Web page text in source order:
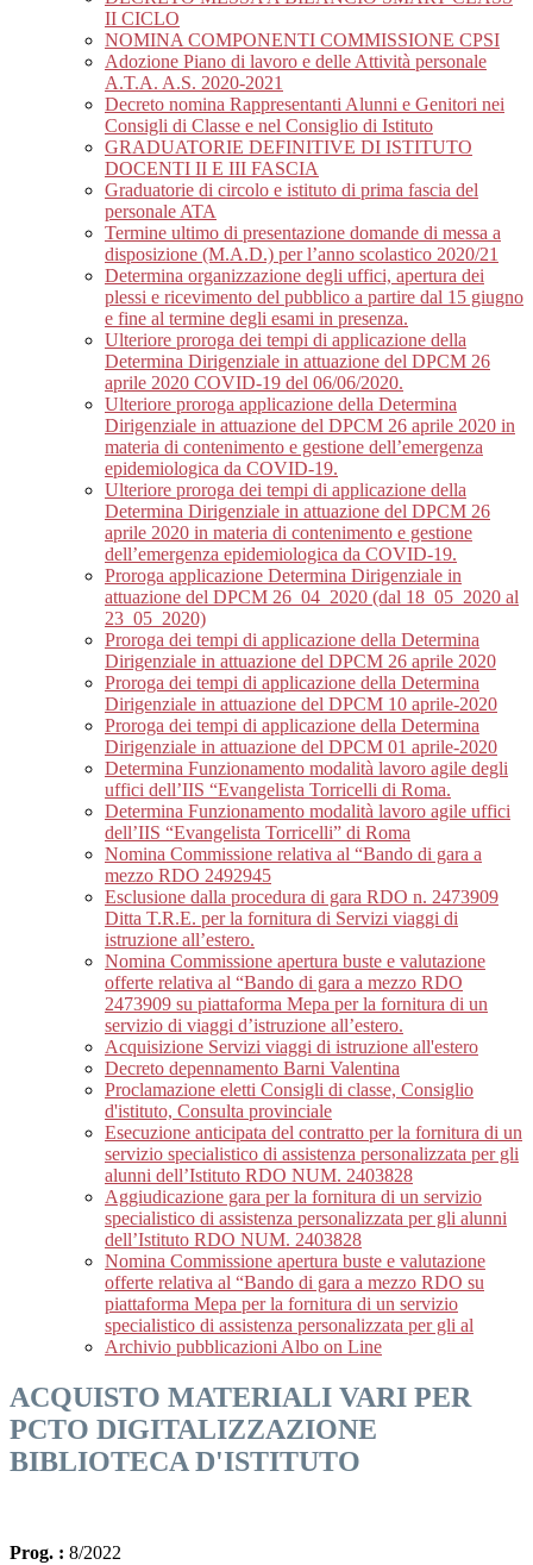
II CICLO
NOMINA COMPONENTI COMMISSIONE CPSI
Adozione Piano di lavoro e delle Attività personale
A.T.A. A.S. 2020-2021
Decreto nomina Rappresentanti Alunni e Genitori nei
Consigli di Classe e nel Consiglio di Istituto
GRADUATORIE DEFINITIVE DI ISTITUTO
DOCENTI II E III FASCIA
Graduatorie di circolo e istituto di prima fascia del
personale ATA
Termine ultimo di presentazione domande di messa a
disposizione (M.A.D.) per l’anno scolastico 2020/21
Determina organizzazione degli uffici, apertura dei
plessi e ricevimento del pubblico a partire dal 15 giugno
e fine al termine degli esami in presenza.
Ulteriore proroga dei tempi di applicazione della
Determina Dirigenziale in attuazione del DPCM 26
aprile 2020 COVID-19 del 06/06/2020.
Ulteriore proroga applicazione della Determina
Dirigenziale in attuazione del DPCM 26 aprile 2020 in
materia di contenimento e gestione dell’emergenza
epidemiologica da COVID-19.
Ulteriore proroga dei tempi di applicazione della
Determina Dirigenziale in attuazione del DPCM 26
aprile 2020 in materia di contenimento e gestione
dell’emergenza epidemiologica da COVID-19.
Proroga applicazione Determina Dirigenziale in
attuazione del DPCM 26_04_2020 (dal 18_05_2020 al
23_05_2020)
Proroga dei tempi di applicazione della Determina
Dirigenziale in attuazione del DPCM 26 aprile 2020
Proroga dei tempi di applicazione della Determina
Dirigenziale in attuazione del DPCM 10 aprile-2020
Proroga dei tempi di applicazione della Determina
Dirigenziale in attuazione del DPCM 01 aprile-2020
Determina Funzionamento modalità lavoro agile degli
uffici dell’IIS “Evangelista Torricelli di Roma.
Determina Funzionamento modalità lavoro agile uffici
dell’IIS “Evangelista Torricelli” di Roma
Nomina Commissione relativa al “Bando di gara a
mezzo RDO 2492945
Esclusione dalla procedura di gara RDO n. 2473909
Ditta T.R.E. per la fornitura di Servizi viaggi di
istruzione all’estero.
Nomina Commissione apertura buste e valutazione
offerte relativa al “Bando di gara a mezzo RDO
2473909 su piattaforma Mepa per la fornitura di un
servizio di viaggi d’istruzione all’estero.
Acquisizione Servizi viaggi di istruzione all'estero
Decreto depennamento Barni Valentina
Proclamazione eletti Consigli di classe, Consiglio
d'istituto, Consulta provinciale
Esecuzione anticipata del contratto per la fornitura di un
servizio specialistico di assistenza personalizzata per gli
alunni dell’Istituto RDO NUM. 2403828
Aggiudicazione gara per la fornitura di un servizio
specialistico di assistenza personalizzata per gli alunni
dell’Istituto RDO NUM. 2403828
Nomina Commissione apertura buste e valutazione
offerte relativa al “Bando di gara a mezzo RDO su
piattaforma Mepa per la fornitura di un servizio
specialistico di assistenza personalizzata per gli al
Archivio pubblicazioni Albo on Line
ACQUISTO MATERIALI VARI PER
PCTO DIGITALIZZAZIONE
BIBLIOTECA D'ISTITUTO
Prog. : 8/2022